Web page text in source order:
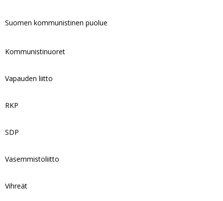
Suomen kommunistinen puolue
Kommunistinuoret
Vapauden liitto
RKP
SDP
Vasemmistoliitto
Vihreät